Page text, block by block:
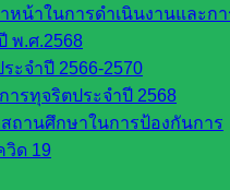
น้าในการดำเนินงานและก
พ.ศ.2568
จำปี 2566-2570
รทุจริตประจำปี 2568
ถานศึกษาในการป้องกันการ
ด 19
มทั้งหมด***